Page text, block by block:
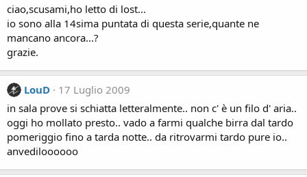
ciao,scusami,ho letto di lost...
io sono alla 14sima puntata di questa serie,quante ne
mancano ancora...?
grazie.
LouD
17 Luglio 2009
in sala prove si schiatta letteralmente.. non c' è un filo d' aria..
oggi ho mollato presto.. vado a farmi qualche birra dal tardo
pomeriggio fino a tarda notte.. da ritrovarmi tardo pure io..
anvediloooooo